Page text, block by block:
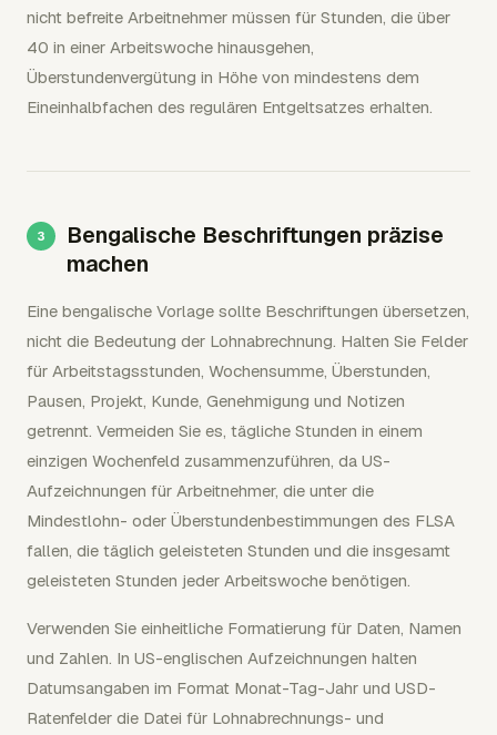
nicht befreite Arbeitnehmer müssen für Stunden, die über
40 in einer Arbeitswoche hinausgehen,
Überstundenvergütung in Höhe von mindestens dem
Eineinhalbfachen des regulären Entgeltsatzes erhalten.
Bengalische Beschriftungen präzise
machen
Eine bengalische Vorlage sollte Beschriftungen übersetzen,
nicht die Bedeutung der Lohnabrechnung. Halten Sie Felder
für Arbeitstagsstunden, Wochensumme, Überstunden,
Pausen, Projekt, Kunde, Genehmigung und Notizen
getrennt. Vermeiden Sie es, tägliche Stunden in einem
einzigen Wochenfeld zusammenzuführen, da US-
Aufzeichnungen für Arbeitnehmer, die unter die
Mindestlohn- oder Überstundenbestimmungen des FLSA
fallen, die täglich geleisteten Stunden und die insgesamt
geleisteten Stunden jeder Arbeitswoche benötigen.
Verwenden Sie einheitliche Formatierung für Daten, Namen
und Zahlen. In US-englischen Aufzeichnungen halten
Datumsangaben im Format Monat-Tag-Jahr und USD-
Ratenfelder die Datei für Lohnabrechnungs- und